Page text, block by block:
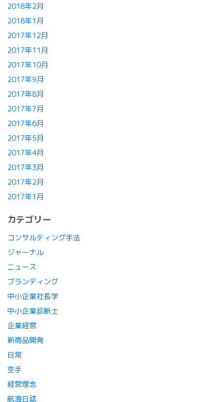
2018年2月
2018年1月
2017年12月
2017年11月
2017年10月
2017年9月
2017年8月
2017年7月
2017年6月
2017年5月
2017年4月
2017年3月
2017年2月
2017年1月
カテゴリー
コンサルティング手法
ジャーナル
ニュース
ブランディング
中小企業社長学
中小企業診断士
企業経営
新商品開発
日常
空手
経営理念
航海日誌